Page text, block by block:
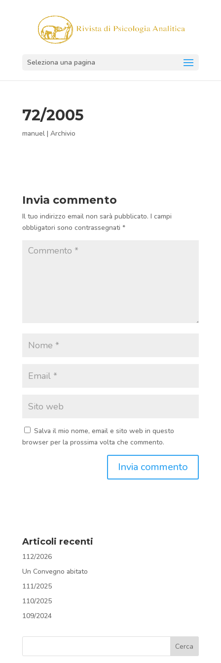
Seleziona una pagina
72/2005
manuel| Archivio
Invia commento
Il tuo indirizzo email non sarà pubblicato. I campi
obbligatori sono contrassegnati *
Salva il mio nome, email e sito web in questo
browser per la prossima volta che commento.
Articoli recenti
112/2026
Un Convegno abitato
111/2025
110/2025
109/2024